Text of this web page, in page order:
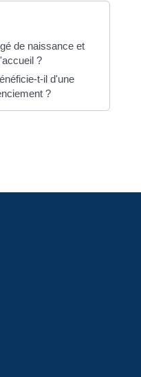
de naissance et
?
t-il d'une
?